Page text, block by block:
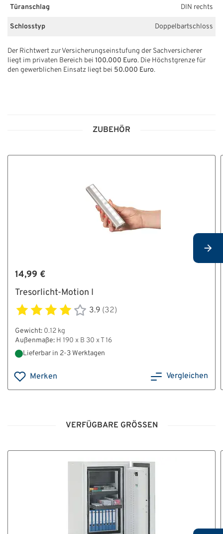
Türanschlag DIN rechts
Schlosstyp Doppelbartschloss
Der Richtwert zur Versicherungseinstufung der Sachversicherer
liegt im privaten Bereich bei 100.000 Euro. Die Höchstgrenze für
den gewerblichen Einsatz liegt bei 50.000 Euro.
ZUBEHÖR
14,99 €
Tresorlicht-Motion I
3.9 (32)
Gewicht: 0.12 kg
Außenmaße: H 190 x B 30 x T 16
Lieferbar in 2-3 Werktagen
Merken Vergleichen
VERFÜGBARE GRÖSSEN